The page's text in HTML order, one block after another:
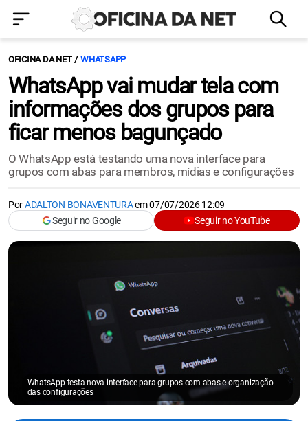
OFICINA DA NET WHATSAPP
WhatsApp vai mudar tela com
informações dos grupos para
ficar menos bagunçado
O WhatsApp está testando uma nova interface para
grupos com abas para membros, mídias e configurações
PorADALTON BONAVENTURAem07/07/2026 12:09
Seguir no Google
Seguir no YouTube
WhatsApp testa nova interface para grupos com abas e organização
das configurações